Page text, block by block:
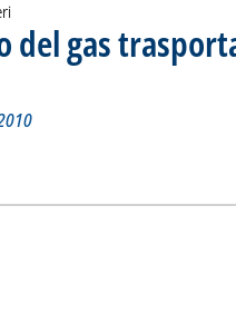
gas
del giorno 30 giugno 2010
2010 alle 14.48.
del gas